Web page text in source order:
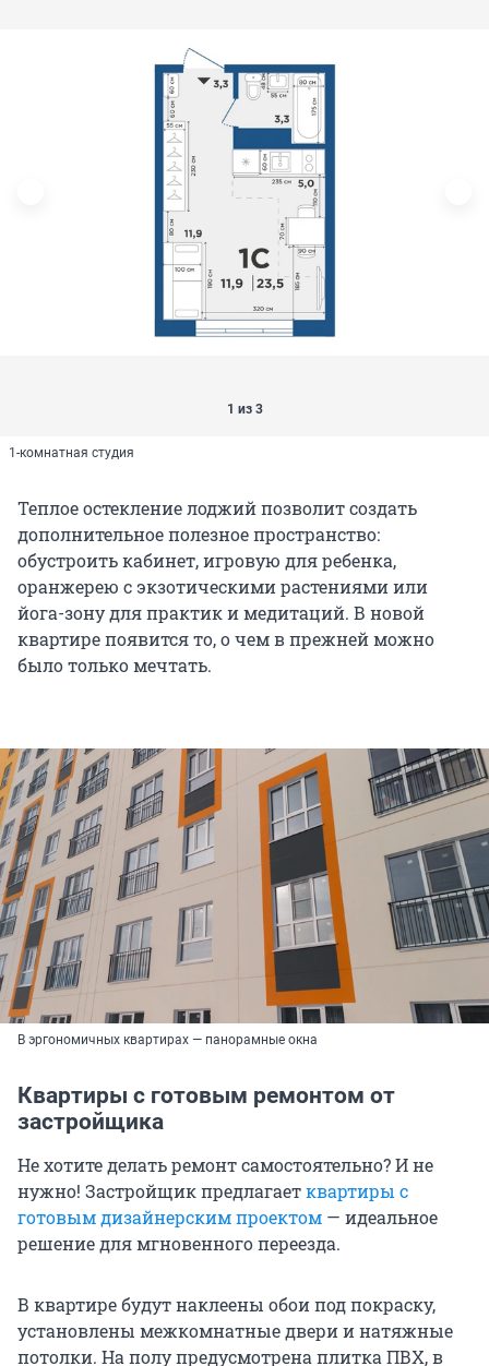
1 из 3
1-комнатная студия
Теплое остекление лоджий позволит создать
дополнительное полезное пространство:
обустроить кабинет, игровую для ребенка,
оранжерею с экзотическими растениями или
йога-зону для практик и медитаций. В новой
квартире появится то, о чем в прежней можно
было только мечтать.
В эргономичных квартирах — панорамные окна
Квартиры с готовым ремонтом от
застройщика
Не хотите делать ремонт самостоятельно? И не
нужно! Застройщик предлагаетквартиры с
готовым дизайнерским проектом — идеальное
решение для мгновенного переезда.
В квартире будут наклеены обои под покраску,
установлены межкомнатные двери и натяжные
потолки. На полу предусмотрена плитка ПВХ, в